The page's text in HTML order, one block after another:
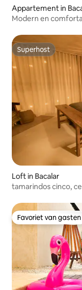
Appartement in
Modern en
Superhost
Superhost
Loft in Bacalar
tamarindos cinco,
Favoriet van gasten
Favoriet van gasten